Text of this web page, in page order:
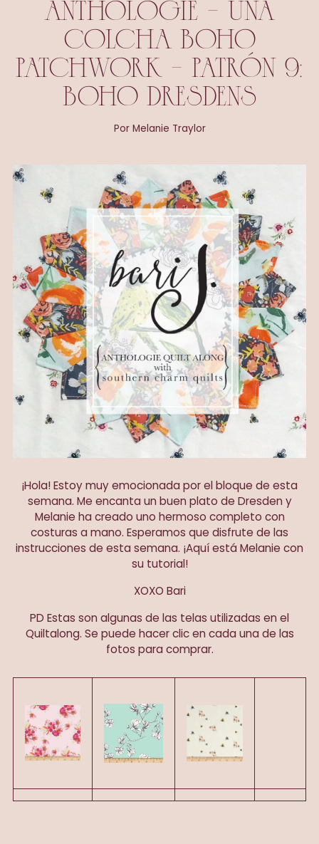
ANTHOLOGIE - UNA
COLCHA BOHO
PATCHWORK - PATRÓN 9:
BOHO DRESDENS
Por Melanie Traylor
¡Hola! Estoy muy emocionada por el bloque de esta
semana. Me encanta un buen plato de Dresden y
Melanie ha creado uno hermoso completo con
costuras a mano. Esperamos que disfrute de las
instrucciones de esta semana. ¡Aquí está Melanie con
su tutorial!
XOXO Bari
PD Estas son algunas de las telas utilizadas en el
Quiltalong. Se puede hacer clic en cada una de las
fotos para comprar.